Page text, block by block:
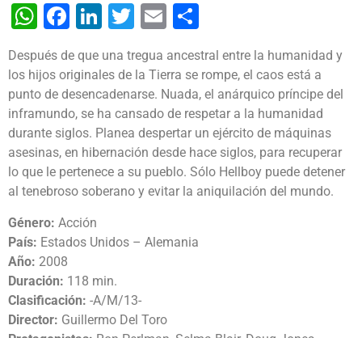
WhatsApp
Facebook
LinkedIn
Twitter
Email
Después de que una tregua ancestral entre la humanidad y
los hijos originales de la Tierra se rompe, el caos está a
punto de desencadenarse. Nuada, el anárquico príncipe del
inframundo, se ha cansado de respetar a la humanidad
durante siglos. Planea despertar un ejército de máquinas
asesinas, en hibernación desde hace siglos, para recuperar
lo que le pertenece a su pueblo. Sólo Hellboy puede detener
al tenebroso soberano y evitar la aniquilación del mundo.
Género: Acción
País: Estados Unidos – Alemania
Año: 2008
Duración: 118 min.
Clasificación: -A/M/13-
Director: Guillermo Del Toro